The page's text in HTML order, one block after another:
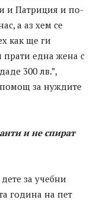
и Патриция и по-
а аз хем се
как ще ги
прати една жена с
300 лв.”,
за нуждите
и не спират
за учебни
година на пет